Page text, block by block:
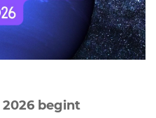
begint